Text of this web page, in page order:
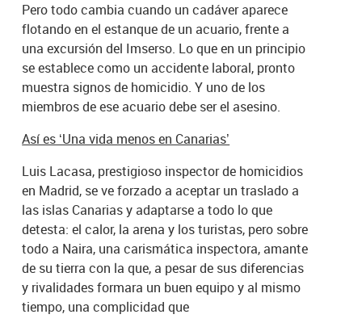
Pero todo cambia cuando un cadáver aparece
flotando en el estanque de un acuario, frente a
una excursión del Imserso. Lo que en un principio
se establece como un accidente laboral, pronto
muestra signos de homicidio. Y uno de los
miembros de ese acuario debe ser el asesino.
Así es ‘Una vida menos en Canarias’
Luis Lacasa, prestigioso inspector de homicidios
en Madrid, se ve forzado a aceptar un traslado a
las islas Canarias y adaptarse a todo lo que
detesta: el calor, la arena y los turistas, pero sobre
todo a Naira, una carismática inspectora, amante
de su tierra con la que, a pesar de sus diferencias
y rivalidades formara un buen equipo y al mismo
tiempo, una complicidad que